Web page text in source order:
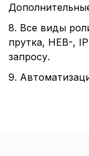
8. Все виды
прутка, HEB-,
запросу.
9.